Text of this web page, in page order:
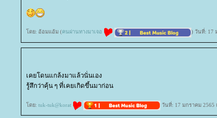
ดย: อ้อมแอ้ม (คนผ่านทางมาเจอ ) วันที่: 17
เคยโดนแกล้งมาแล้วนั่นเอง
รู้สึกว่าคุ้น ๆ ที่เคยเกิดขึ้นมาก่อน
ดย: tuk-tuk@korat วันที่: 17 มกราคม 2565